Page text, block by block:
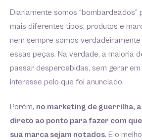
Diariamente somos “bombardeados”
mais diferentes tipos, produtos e
nem sempre somos
essas peças. Na verdade, a maioria
passar despercebidas, sem gerar em
interesse pelo que foi anunciado.
Porém, no marketing de guerrilha,
direto ao ponto para fazer com que
sua marca sejam notados. E o